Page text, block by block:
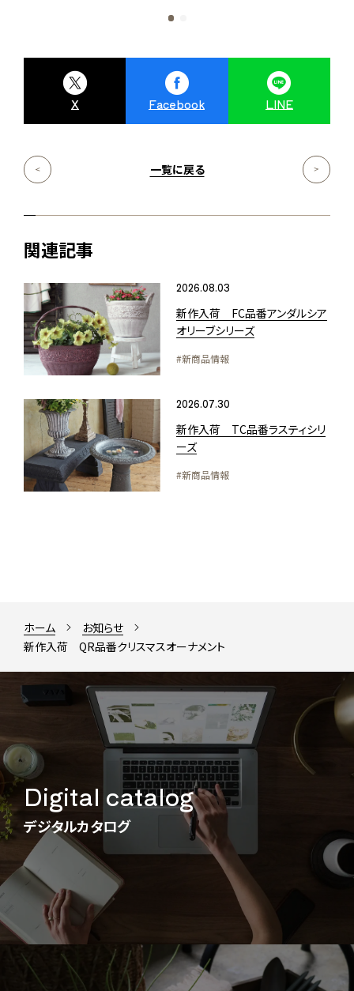
X Facebook LINE
一覧に戻る
関連記事
2026.08.03
新作入荷 FC品番アンダルシア
オリーブシリーズ
#新商品情報
2026.07.30
新作入荷 TC品番ラスティシリ
ーズ
#新商品情報
ホーム
お知らせ
新作入荷 QR品番クリスマスオーナメント
Digital catalog
デジタルカタログ